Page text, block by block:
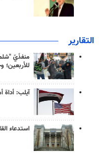
التقارير
منفذَيّ
للأربعين؛
آيلب: أداة
استدعاء